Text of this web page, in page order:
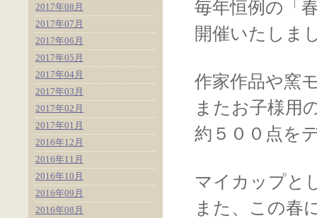
毎年恒例の「
開催いたしま
作家作品や窯
またお子様用
約５００点を
マイカップと
また、この春
2017年08月
2017年07月
2017年06月
2017年05月
2017年04月
2017年03月
2017年02月
2017年01月
2016年12月
2016年11月
2016年10月
2016年09月
2016年08月